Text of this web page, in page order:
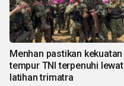
Menhan pastikan kekuatan
tempur TNI terpenuhi lewat
latihan trimatra